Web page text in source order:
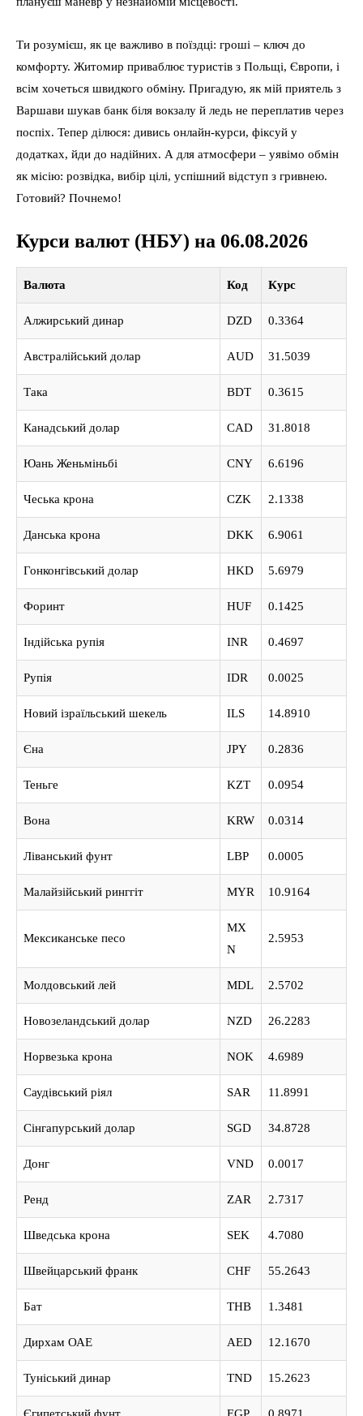
Ти розумієш, як це важливо в поїздці: гроші – ключ до
комфорту. Житомир приваблює туристів з Польщі, Європи, і
всім хочеться швидкого обміну. Пригадую, як мій приятель з
Варшави шукав банк біля вокзалу й ледь не переплатив через
поспіх. Тепер ділюся: дивись онлайн-курси, фіксуй у
додатках, йди до надійних. А для атмосфери – уявімо обмін
як місію: розвідка, вибір цілі, успішний відступ з гривнею.
Готовий? Почнемо!
Курси валют (НБУ) на 06.08.2026
Валюта Код Курс
Алжирський динар DZD 0.3364
Австралійський долар AUD 31.5039
Така BDT 0.3615
Канадський долар CAD 31.8018
Юань Женьміньбі CNY 6.6196
Чеська крона CZK 2.1338
Данська крона DKK 6.9061
Гонконгівський долар HKD 5.6979
Форинт HUF 0.1425
Індійська рупія INR 0.4697
Рупія IDR 0.0025
Новий ізраїльський шекель ILS 14.8910
Єна JPY 0.2836
Теньге KZT 0.0954
Вона KRW 0.0314
Ліванський фунт LBP 0.0005
Малайзійський ринггіт MYR 10.9164
Мексиканське песо
MX
N
2.5953
Молдовський лей MDL 2.5702
Новозеландський долар NZD 26.2283
Норвезька крона NOK 4.6989
Саудівський ріял SAR 11.8991
Сінгапурський долар SGD 34.8728
Донг VND 0.0017
Ренд ZAR 2.7317
Шведська крона SEK 4.7080
Швейцарський франк CHF 55.2643
Бат THB 1.3481
Дирхам ОАЕ AED 12.1670
Туніський динар TND 15.2623